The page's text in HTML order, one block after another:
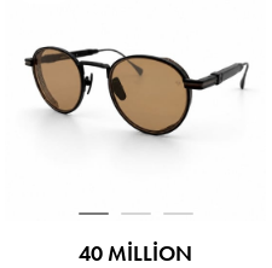
40 MILLION